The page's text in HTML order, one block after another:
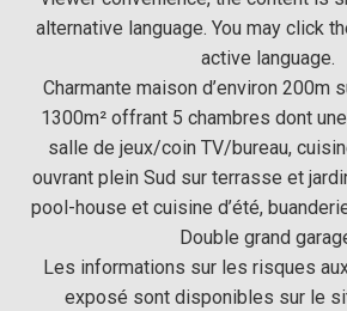
alternative language. You may click
active language.
Charmante maison d’environ 200m
1300m² offrant 5 chambres dont
salle de jeux/coin TV/bureau,
ouvrant plein Sud sur terrasse et
pool-house et cuisine d’été,
Double grand
Les informations sur les risques
exposé sont disponibles sur le